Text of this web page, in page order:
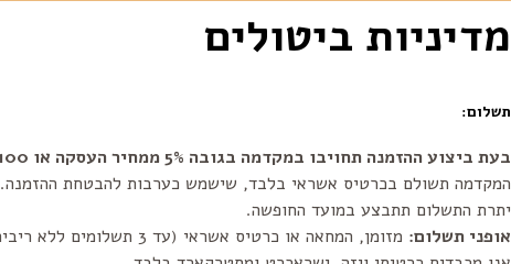
מדיניות ביטולים
תשלום:
בעת ביצוע ההזמנה תחויבו במקדמה בגובה 5% ממחיר העסקה או 100 ש"ח לכל יחידה, לפי הנמוך מביניהם.
המקדמה תשולם בכרטיס אשראי בלבד, שישמש כערבות להבטחת ההזמנה.
יתרת התשלום תתבצע במועד החופשה.
אופני תשלום: מזומן, המחאה או כרטיס אשראי (עד 3 תשלומים ללא ריבית).